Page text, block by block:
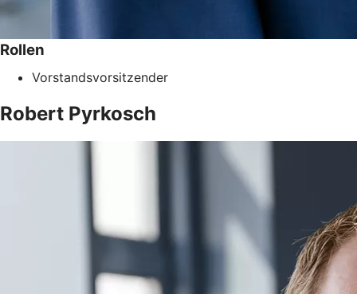
Rollen
Vorstandsvorsitzender
Robert Pyrkosch